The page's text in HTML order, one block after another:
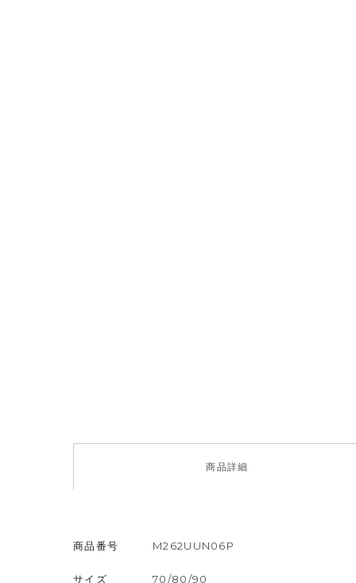
商品詳細
商品番号 M262UUN06P
サイズ 70/80/90